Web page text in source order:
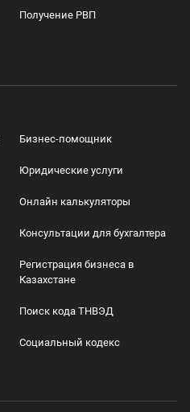
Получение РВП
Бизнес-помощник
Юридические услуги
Онлайн калькуляторы
Консультации для бухгалтера
Регистрация бизнеса в
Казахстане
Поиск кода ТНВЭД
Социальный кодекс